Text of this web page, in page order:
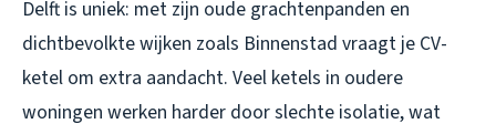
Delft is uniek: met zijn oude grachtenpanden en
dichtbevolkte wijken zoals Binnenstad vraagt je CV-
ketel om extra aandacht. Veel ketels in oudere
woningen werken harder door slechte isolatie, wat